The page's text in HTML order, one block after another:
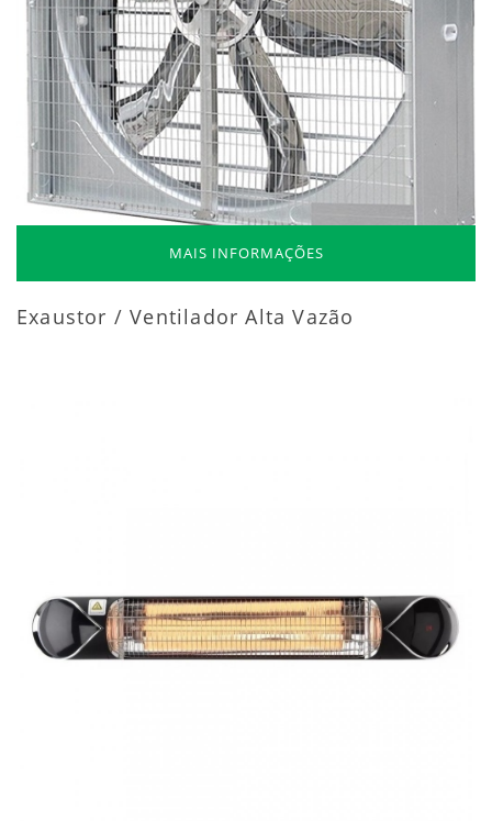
MAIS INFORMAÇÕES
Exaustor / Ventilador Alta Vazão